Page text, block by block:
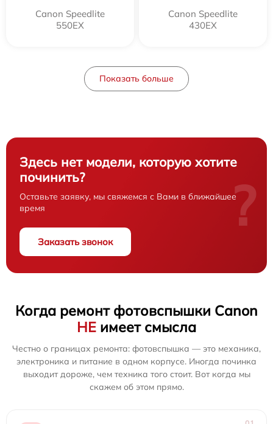
Canon Speedlite
550EX
Canon Speedlite
430EX
Показать больше
Здесь нет модели, которую хотите
починить?
Оставьте заявку, мы свяжемся с Вами в ближайшее
время
Заказать звонок
?
Когда ремонт фотовспышки Canon
НЕ имеет смысла
Честно о границах ремонта: фотовспышка — это механика,
электроника и питание в одном корпусе. Иногда починка
выходит дороже, чем техника того стоит. Вот когда мы
скажем об этом прямо.